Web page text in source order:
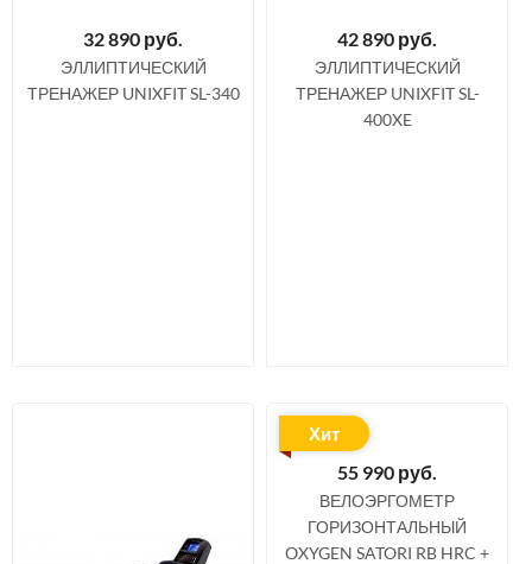
32 890 руб.
ЭЛЛИПТИЧЕСКИЙ
ТРЕНАЖЕР UNIXFIT SL-340
42 890 руб.
ЭЛЛИПТИЧЕСКИЙ
ТРЕНАЖЕР UNIXFIT SL-
400XE
Хит
55 990 руб.
ВЕЛОЭРГОМЕТР
ГОРИЗОНТАЛЬНЫЙ
OXYGEN SATORI RB HRC +